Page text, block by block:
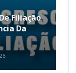
Filiação
Da